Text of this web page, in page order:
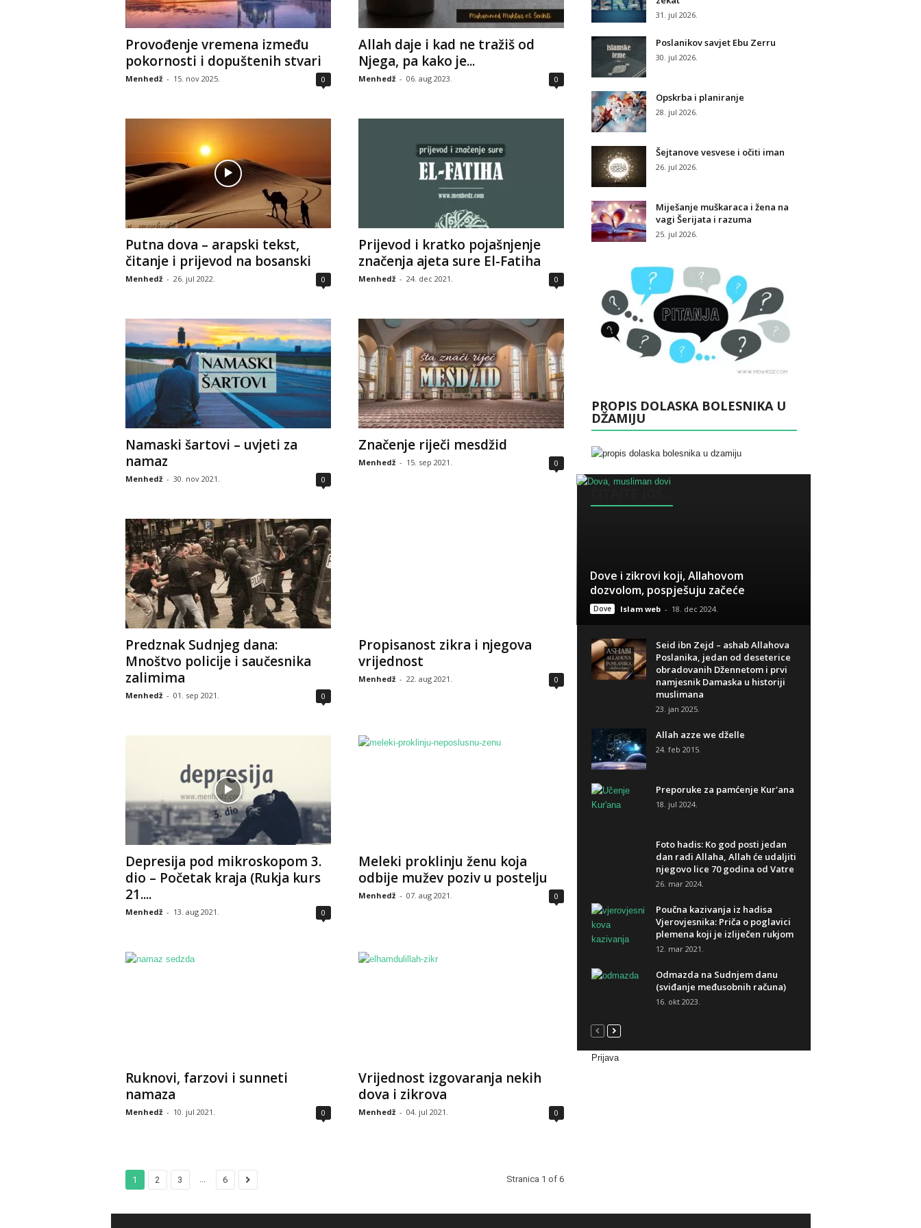
Provođenje vremena između
pokornosti i dopuštenih stvari
Menhedž - 15. nov 2025. 0
Allah daje i kad ne tražiš od
Njega, pa kako je...
Menhedž - 06. aug 2023. 0
Putna dova – arapski tekst,
čitanje i prijevod na bosanski
Menhedž - 26. jul 2022. 0
Prijevod i kratko pojašnjenje
značenja ajeta sure El-Fatiha
Menhedž - 24. dec 2021. 0
Namaski šartovi – uvjeti za
namaz
Menhedž - 30. nov 2021. 0
Značenje riječi mesdžid
Menhedž - 15. sep 2021. 0
Predznak Sudnjeg dana:
Mnoštvo policije i saučesnika
zalimima
Menhedž - 01. sep 2021. 0
Propisanost zikra i njegova
vrijednost
Menhedž - 22. aug 2021. 0
Depresija pod mikroskopom 3.
dio – Početak kraja (Rukja kurs
21....
Menhedž - 13. aug 2021. 0
Meleki proklinju ženu koja
odbije mužev poziv u postelju
Menhedž - 07. aug 2021. 0
Ruknovi, farzovi i sunneti
namaza
Menhedž - 10. jul 2021. 0
Vrijednost izgovaranja nekih
dova i zikrova
Menhedž - 04. jul 2021. 0
1 2 3 ... 6 Stranica 1 of 6
31. jul 2026.
Poslanikov savjet Ebu Zerru
30. jul 2026.
Opskrba i planiranje
28. jul 2026.
Šejtanove vesvese i očiti iman
26. jul 2026.
Miješanje muškaraca i žena na
vagi Šerijata i razuma
25. jul 2026.
PROPIS DOLASKA BOLESNIKA U
DŽAMIJU
Dove i zikrovi koji, Allahovom
dozvolom, pospješuju začeće
Dove Islam web - 18. dec 2024.
Seid ibn Zejd – ashab Allahova
Poslanika, jedan od deseterice
obradovanih Džennetom i prvi
namjesnik Damaska u historiji
muslimana
23. jan 2025.
Allah azze we dželle
24. feb 2015.
Preporuke za pamćenje Kur'ana
18. jul 2024.
Foto hadis: Ko god posti jedan
dan radi Allaha, Allah će udaljiti
njegovo lice 70 godina od Vatre
26. mar 2024.
Poučna kazivanja iz hadisa
Vjerovjesnika: Priča o poglavici
plemena koji je izliječen rukjom
12. mar 2021.
Odmazda na Sudnjem danu
(sviđanje međusobnih računa)
16. okt 2023.
Prijava